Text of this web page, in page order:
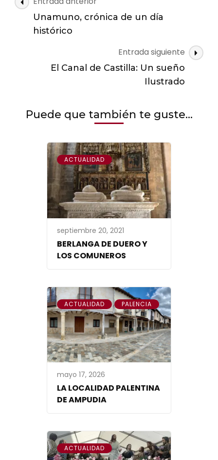
de
Unamuno, crónica de un día
histórico
Entrada siguiente
El Canal de Castilla: Un sueño
Ilustrado
Puede que también te guste...
ACTUALIDAD
septiembre 20, 2021
BERLANGA DE DUERO Y
LOS COMUNEROS
ACTUALIDAD , PALENCIA
mayo 17, 2026
LA LOCALIDAD PALENTINA
DE AMPUDIA
ACTUALIDAD